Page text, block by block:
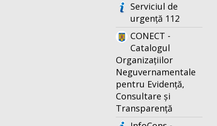
Serviciul de
urgență 112
CONECT -
Catalogul
Organizațiilor
Neguvernamentale
pentru Evidență,
Consultare și
Transparență